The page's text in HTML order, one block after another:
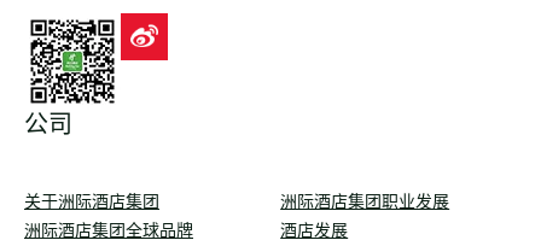
公司
关于洲际酒店集团
洲际酒店集团职业发展
洲际酒店集团全球品牌
酒店发展